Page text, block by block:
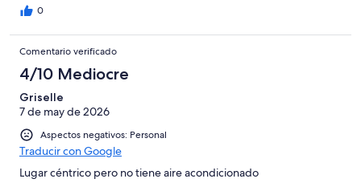
0
Comentario verificado
4/10 Mediocre
Griselle
7 de may de 2026
Aspectos negativos: Personal
Traducir con Google
Lugar céntrico pero no tiene aire acondicionado